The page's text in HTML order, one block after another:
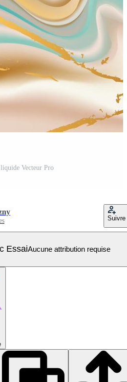
Vecteur Pro
Suivre
EssaiAucune attribution requise